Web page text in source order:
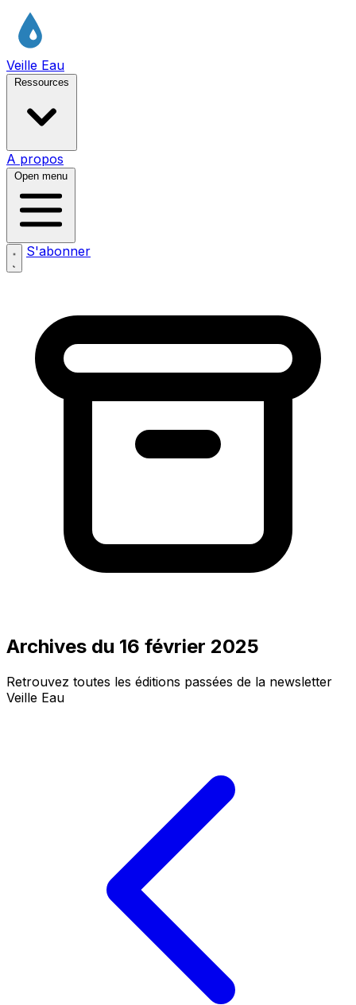
Veille Eau
Ressources
A propos
Open menu
S'abonner
Archives du 16 février 2025
Retrouvez toutes les éditions passées de la newsletter
Veille Eau